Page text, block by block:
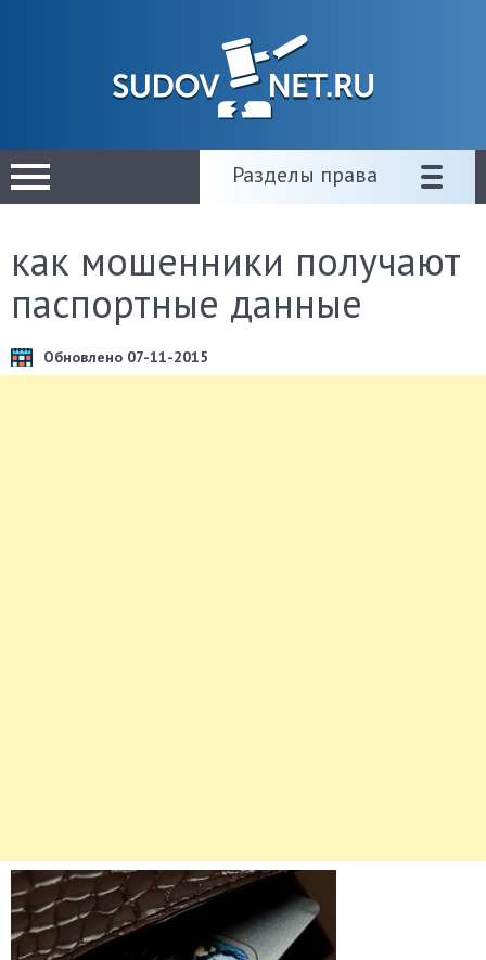
Разделы права
как мошенники получают
паспортные данные
Обновлено 07-11-2015